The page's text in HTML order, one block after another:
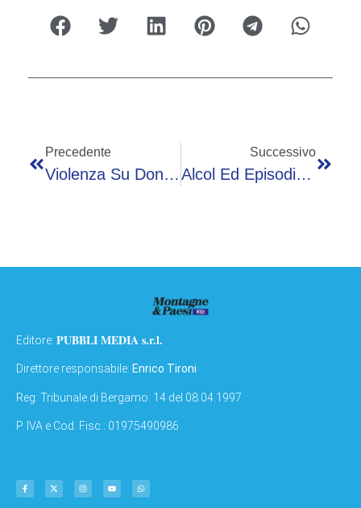
Precedente
Violenza Su Donne, Presentato In Questura A Roma Progetto ‘Anche Tu Puoi Essere Felice’
Successivo
Alcol Ed Episodi Violenza, Chiuso Per Altri 15 Giorni Il Piper
Editore: PUBBLI MEDIA s.r.l.
Direttore responsabile: Enrico Tironi
Reg: Tribunale di Bergamo: 14 del 08.04.1997
P. IVA e Cod. Fisc.: 01975490986